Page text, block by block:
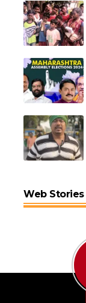
Web Stories